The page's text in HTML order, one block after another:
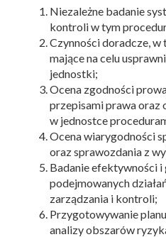
Niezależne badanie
kontroli w tym
Czynności doradcze, w
mające na celu
jednostki;
Ocena zgodności
przepisami prawa oraz
w jednostce
Ocena wiarygodności
oraz sprawozdania z
Badanie efektywności
podejmowanych
zarządzania i kontroli;
Przygotowywanie
analizy obszarów